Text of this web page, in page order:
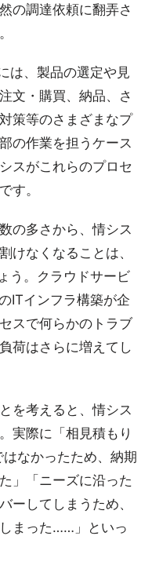
の調達依頼に翻弄さ
は、製品の選定や見
文・購買、納品、さ
策等のさまざまなプ
の作業を担うケース
スがこれらのプロセ
す。
の多さから、情シス
けなくなることは、
う。クラウドサービ
ITインフラ構築が企
スで何らかのトラブ
荷はさらに増えてし
を考えると、情シス
実際に「相見積もり
なかったため、納期
」「ニーズに沿った
ーしてしまうため、
まった……」といっ